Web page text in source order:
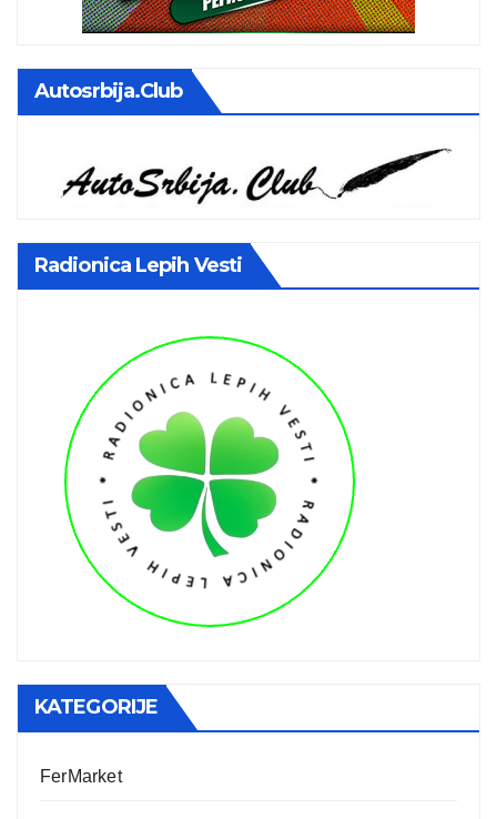
Autosrbija.club
Radionica Lepih Vesti
KATEGORIJE
FerMarket